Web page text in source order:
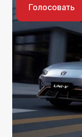
Голосовать